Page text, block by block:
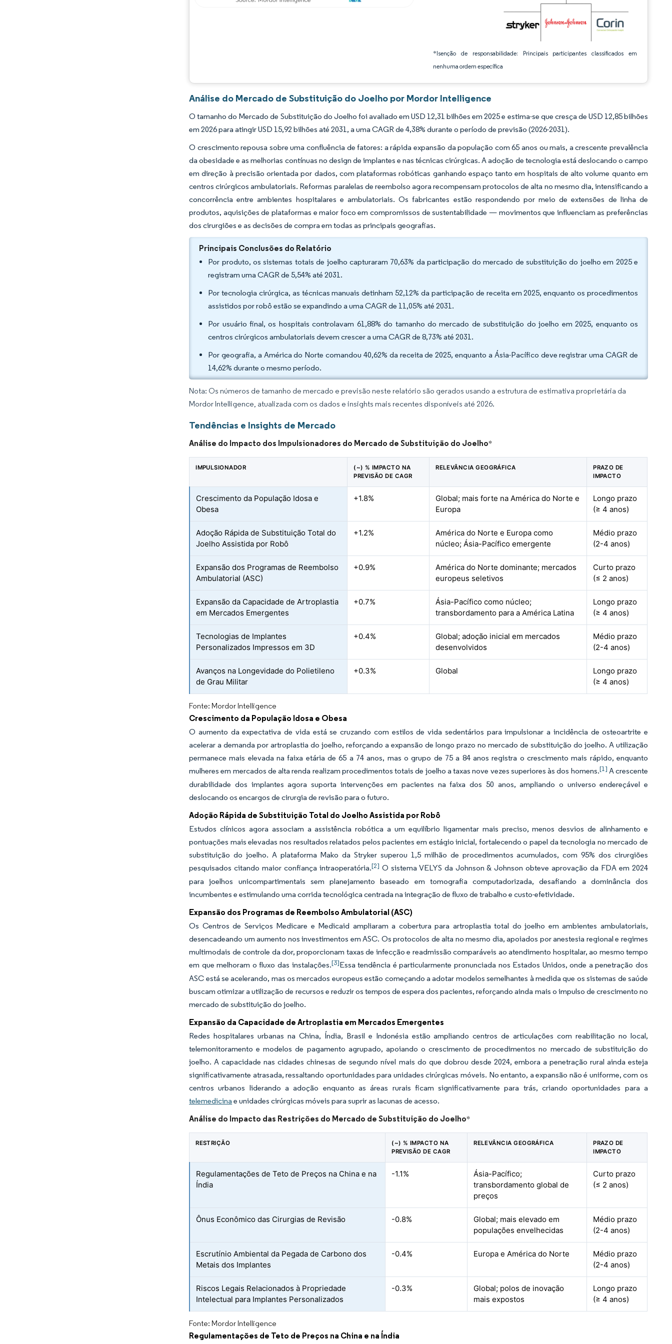
*Isenção de responsabilidade: Principais participantes classificados em
nenhuma ordem específica
Análise do Mercado de Substituição do Joelho por Mordor Intelligence
O tamanho do Mercado de Substituição do Joelho foi avaliado em USD 12,31 bilhões em 2025 e estima-se que cresça de USD 12,85 bilhões
em 2026 para atingir USD 15,92 bilhões até 2031, a uma CAGR de 4,38% durante o período de previsão (2026-2031).
O crescimento repousa sobre uma confluência de fatores: a rápida expansão da população com 65 anos ou mais, a crescente prevalência
da obesidade e as melhorias contínuas no design de implantes e nas técnicas cirúrgicas. A adoção de tecnologia está deslocando o campo
em direção à precisão orientada por dados, com plataformas robóticas ganhando espaço tanto em hospitais de alto volume quanto em
centros cirúrgicos ambulatoriais. Reformas paralelas de reembolso agora recompensam protocolos de alta no mesmo dia, intensificando a
concorrência entre ambientes hospitalares e ambulatoriais. Os fabricantes estão respondendo por meio de extensões de linha de
produtos, aquisições de plataformas e maior foco em compromissos de sustentabilidade — movimentos que influenciam as preferências
dos cirurgiões e as decisões de compra em todas as principais geografias.
Principais Conclusões do Relatório
Por produto, os sistemas totais de joelho capturaram 70,63% da participação do mercado de substituição do joelho em 2025 e
registram uma CAGR de 5,54% até 2031.
Por tecnologia cirúrgica, as técnicas manuais detinham 52,12% da participação de receita em 2025, enquanto os procedimentos
assistidos por robô estão se expandindo a uma CAGR de 11,05% até 2031.
Por usuário final, os hospitais controlavam 61,88% do tamanho do mercado de substituição do joelho em 2025, enquanto os
centros cirúrgicos ambulatoriais devem crescer a uma CAGR de 8,73% até 2031.
Por geografia, a América do Norte comandou 40,62% da receita de 2025, enquanto a Ásia-Pacífico deve registrar uma CAGR de
14,62% durante o mesmo período.
Nota: Os números de tamanho de mercado e previsão neste relatório são gerados usando a estrutura de estimativa proprietária da
Mordor Intelligence, atualizada com os dados e insights mais recentes disponíveis até 2026.
Tendências e Insights de Mercado
Análise do Impacto dos Impulsionadores do Mercado de Substituição do Joelho*
IMPULSIONADOR
(~) % IMPACTO NA
PREVISÃO DE CAGR
RELEVÂNCIA GEOGRÁFICA
PRAZO DE
IMPACTO
Crescimento da População Idosa e
Obesa
+1.8%
Global; mais forte na América do Norte e
Europa
Longo prazo
(≥ 4 anos)
Adoção Rápida de Substituição Total do
Joelho Assistida por Robô
+1.2%
América do Norte e Europa como
núcleo; Ásia-Pacífico emergente
Médio prazo
(2-4 anos)
Expansão dos Programas de Reembolso
Ambulatorial (ASC)
+0.9%
América do Norte dominante; mercados
europeus seletivos
Curto prazo
(≤ 2 anos)
Expansão da Capacidade de Artroplastia
em Mercados Emergentes
+0.7%
Ásia-Pacífico como núcleo;
transbordamento para a América Latina
Longo prazo
(≥ 4 anos)
Tecnologias de Implantes
Personalizados Impressos em 3D
+0.4%
Global; adoção inicial em mercados
desenvolvidos
Médio prazo
(2-4 anos)
Avanços na Longevidade do Polietileno
de Grau Militar
+0.3% Global
Longo prazo
(≥ 4 anos)
Fonte: Mordor Intelligence
Crescimento da População Idosa e Obesa
O aumento da expectativa de vida está se cruzando com estilos de vida sedentários para impulsionar a incidência de osteoartrite e
acelerar a demanda por artroplastia do joelho, reforçando a expansão de longo prazo no mercado de substituição do joelho. A utilização
permanece mais elevada na faixa etária de 65 a 74 anos, mas o grupo de 75 a 84 anos registra o crescimento mais rápido, enquanto
mulheres em mercados de alta renda realizam procedimentos totais de joelho a taxas nove vezes superiores às dos homens.[1] A crescente
durabilidade dos implantes agora suporta intervenções em pacientes na faixa dos 50 anos, ampliando o universo endereçável e
deslocando os encargos de cirurgia de revisão para o futuro.
Adoção Rápida de Substituição Total do Joelho Assistida por Robô
Estudos clínicos agora associam a assistência robótica a um equilíbrio ligamentar mais preciso, menos desvios de alinhamento e
pontuações mais elevadas nos resultados relatados pelos pacientes em estágio inicial, fortalecendo o papel da tecnologia no mercado de
substituição do joelho. A plataforma Mako da Stryker superou 1,5 milhão de procedimentos acumulados, com 95% dos cirurgiões
pesquisados citando maior confiança intraoperatória.[2] O sistema VELYS da Johnson & Johnson obteve aprovação da FDA em 2024
para joelhos unicompartimentais sem planejamento baseado em tomografia computadorizada, desafiando a dominância dos
incumbentes e estimulando uma corrida tecnológica centrada na integração de fluxo de trabalho e custo-efetividade.
Expansão dos Programas de Reembolso Ambulatorial (ASC)
Os Centros de Serviços Medicare e Medicaid ampliaram a cobertura para artroplastia total do joelho em ambientes ambulatoriais,
desencadeando um aumento nos investimentos em ASC. Os protocolos de alta no mesmo dia, apoiados por anestesia regional e regimes
multimodais de controle da dor, proporcionam taxas de infecção e readmissão comparáveis ao atendimento hospitalar, ao mesmo tempo
em que melhoram o fluxo das instalações.[3]Essa tendência é particularmente pronunciada nos Estados Unidos, onde a penetração dos
ASC está se acelerando, mas os mercados europeus estão começando a adotar modelos semelhantes à medida que os sistemas de saúde
buscam otimizar a utilização de recursos e reduzir os tempos de espera dos pacientes, reforçando ainda mais o impulso de crescimento no
mercado de substituição do joelho.
Expansão da Capacidade de Artroplastia em Mercados Emergentes
Redes hospitalares urbanas na China, Índia, Brasil e Indonésia estão ampliando centros de articulações com reabilitação no local,
telemonitoramento e modelos de pagamento agrupado, apoiando o crescimento de procedimentos no mercado de substituição do
joelho. A capacidade nas cidades chinesas de segundo nível mais do que dobrou desde 2024, embora a penetração rural ainda esteja
significativamente atrasada, ressaltando oportunidades para unidades cirúrgicas móveis. No entanto, a expansão não é uniforme, com os
centros urbanos liderando a adoção enquanto as áreas rurais ficam significativamente para trás, criando oportunidades para a
telemedicina e unidades cirúrgicas móveis para suprir as lacunas de acesso.
Análise do Impacto das Restrições do Mercado de Substituição do Joelho*
RESTRIÇÃO
(~) % IMPACTO NA
PREVISÃO DE CAGR
RELEVÂNCIA GEOGRÁFICA
PRAZO DE
IMPACTO
Regulamentações de Teto de Preços na China e na
Índia
-1.1%
Ásia-Pacífico;
transbordamento global de
preços
Curto prazo
(≤ 2 anos)
Ônus Econômico das Cirurgias de Revisão -0.8%
Global; mais elevado em
populações envelhecidas
Médio prazo
(2-4 anos)
Escrutínio Ambiental da Pegada de Carbono dos
Metais dos Implantes
-0.4% Europa e América do Norte
Médio prazo
(2-4 anos)
Riscos Legais Relacionados à Propriedade
Intelectual para Implantes Personalizados
-0.3%
Global; polos de inovação
mais expostos
Longo prazo
(≥ 4 anos)
Fonte: Mordor Intelligence
Regulamentações de Teto de Preços na China e na Índia